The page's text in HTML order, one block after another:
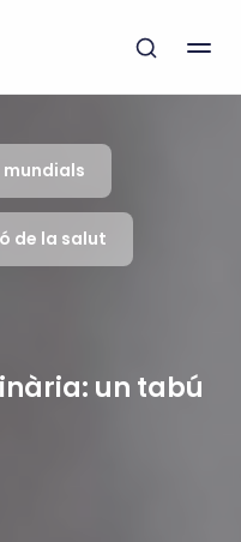
mundials
de la salut
un tabú